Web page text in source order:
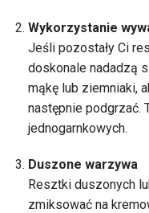
Wykorzystanie
Jeśli pozostały Ci
doskonale nadadzą
mąkę lub ziemniaki,
następnie podgrzać.
jednogarnkowych.
Duszone warzywa
Resztki duszonych
zmiksować na